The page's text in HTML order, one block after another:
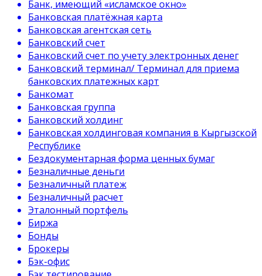
Банк, имеющий «исламское окно»
Банковская платёжная карта
Банковская агентская сеть
Банковский счет
Банковский счет по учету электронных денег
Банковский терминал/ Терминал для приема
банковских платежных карт
Банкомат
Банковская группа
Банковский холдинг
Банковская холдинговая компания в Кыргызской
Республике
Бездокументарная форма ценных бумаг
Безналичные деньги
Безналичный платеж
Безналичный расчет
Эталонный портфель
Биржа
Бонды
Брокеры
Бэк-офис